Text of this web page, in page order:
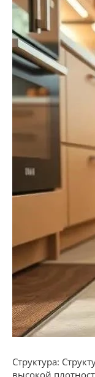
Структура:
высокой